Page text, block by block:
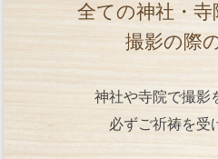
全ての神社・寺
撮影の際
神社や寺院で撮影
必ずご祈祷を受